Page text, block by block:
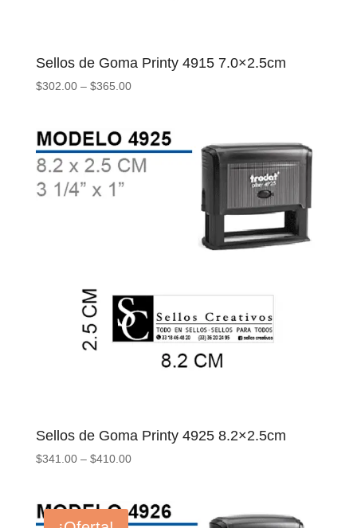
Sellos de Goma Printy 4915 7.0×2.5cm
$302.00– $365.00
Sellos de Goma Printy 4925 8.2×2.5cm
$341.00– $410.00